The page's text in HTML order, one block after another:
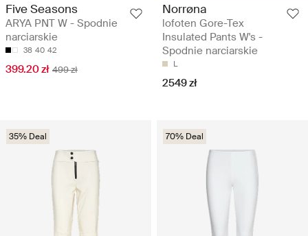
Five Seasons
ARYA PNT W - Spodnie
narciarskie
38 40 42
399.20 zł 499 zł
Norrøna
lofoten Gore-Tex
Insulated Pants W's -
Spodnie narciarskie
L
2549 zł
35% Deal 70% Deal